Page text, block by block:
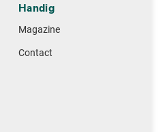
Handig
Magazine
Contact